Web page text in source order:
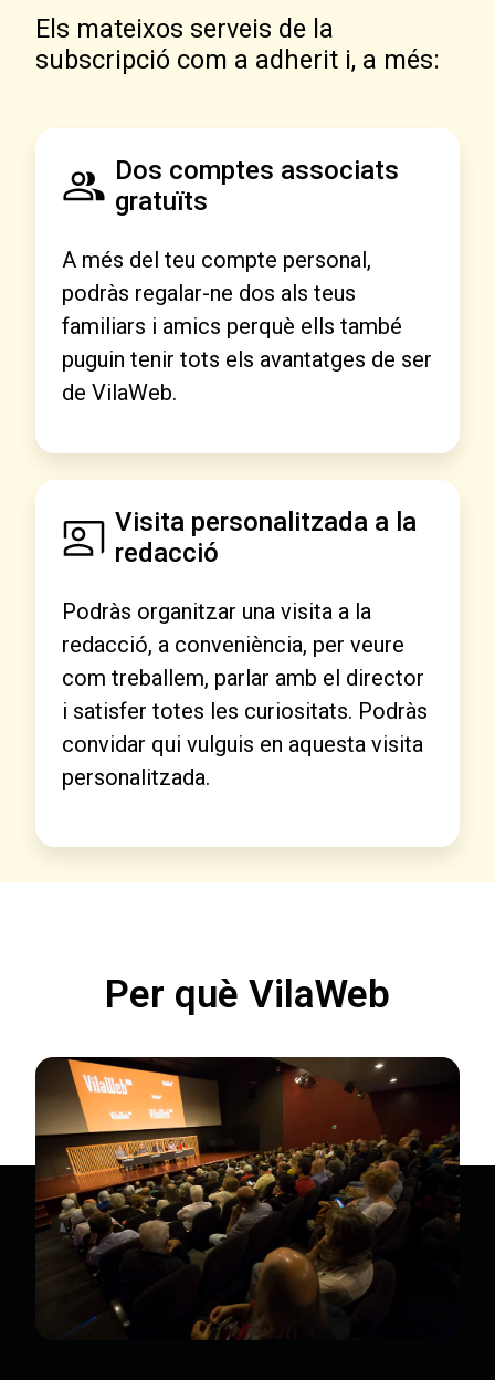
Els mateixos serveis de la
subscripció com a adherit i, a més:
Dos comptes associats
gratuïts
A més del teu compte personal,
podràs regalar-ne dos als teus
familiars i amics perquè ells també
puguin tenir tots els avantatges de ser
de VilaWeb.
Visita personalitzada a la
redacció
Podràs organitzar una visita a la
redacció, a conveniència, per veure
com treballem, parlar amb el director
i satisfer totes les curiositats. Podràs
convidar qui vulguis en aquesta visita
personalitzada.
Per què VilaWeb